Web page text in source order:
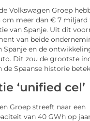
de Volkswagen Groep
om meer dan € 7 miljard
van Spanje. Uit dit
van beide
en de
Dit zou de grootste
de Spaanse historie
‘unified cel’
Groep streeft naar een
van 40 GWh op